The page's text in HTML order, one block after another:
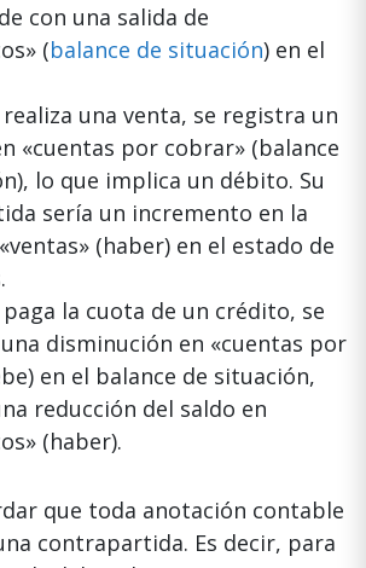
con una salida de
(balance de situación) en el
realiza una venta, se registra un
«cuentas por cobrar» (balance
lo que implica un débito. Su
sería un incremento en la
(haber) en el estado de
paga la cuota de un crédito, se
disminución en «cuentas por
en el balance de situación,
reducción del saldo en
(haber).
que toda anotación contable
contrapartida. Es decir, para